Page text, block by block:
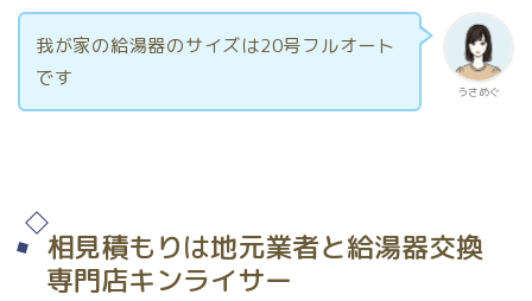
うさめぐ
我が家の給湯器のサイズは20号フルオート
です
相見積もりは地元業者と給湯器交換
専門店キンライサー